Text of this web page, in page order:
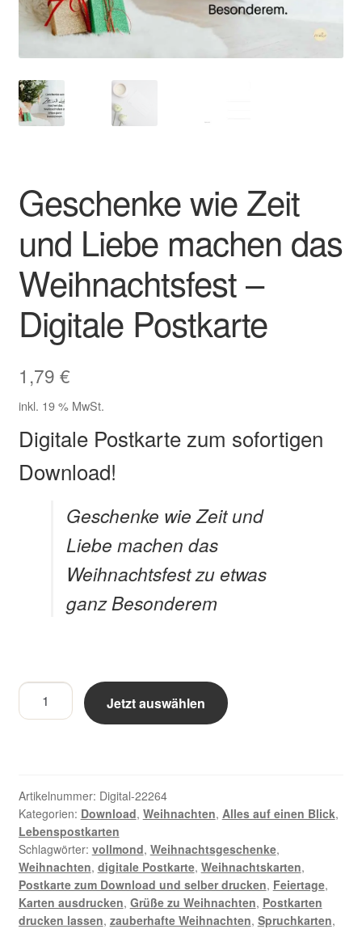
Impressum
Kasse
Mein Konto
Über Wohlzeit
Versandarten
Vertrag widerrufen
Widerrufsbelehrung
Zahlungsarten im Shop
Geschenke wie Zeit
und Liebe machen das
Weihnachtsfest –
Digitale Postkarte
1,79 €
inkl. 19 % MwSt.
Digitale Postkarte zum sofortigen
Download!
Geschenke wie Zeit und
Liebe machen das
Weihnachtsfest zu etwas
ganz Besonderem
Geschenke
wie
machen
das
Weihnachtsfest
-
Digitale
Postkarte
Menge
Jetzt auswählen
Artikelnummer: Digital-22264
Kategorien: Download, Weihnachten, Alles auf einen Blick,
Lebenspostkarten
Schlagwörter: vollmond, Weihnachtsgeschenke,
Weihnachten, digitale Postkarte, Weihnachtskarten,
Postkarte zum Download und selber drucken, Feiertage,
Karten ausdrucken, Grüße zu Weihnachten, Postkarten
drucken lassen, zauberhafte Weihnachten, Spruchkarten,